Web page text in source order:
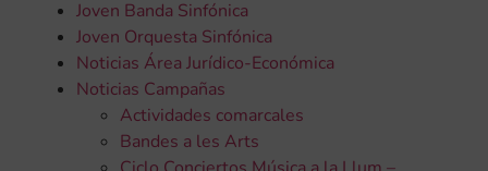
Joven Banda Sinfónica
Joven Orquesta Sinfónica
Noticias Área Jurídico-Económica
Noticias Campañas
Actividades comarcales
Bandes a les Arts